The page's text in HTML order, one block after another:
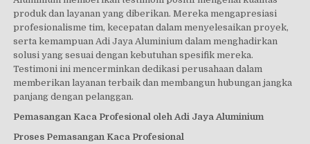
produk dan layanan yang diberikan. Mereka mengapresiasi
profesionalisme tim, kecepatan dalam menyelesaikan proyek,
serta kemampuan Adi Jaya Aluminium dalam menghadirkan
solusi yang sesuai dengan kebutuhan spesifik mereka.
Testimoni ini mencerminkan dedikasi perusahaan dalam
memberikan layanan terbaik dan membangun hubungan jangka
panjang dengan pelanggan.
Pemasangan Kaca Profesional oleh Adi Jaya Aluminium
Proses Pemasangan Kaca Profesional